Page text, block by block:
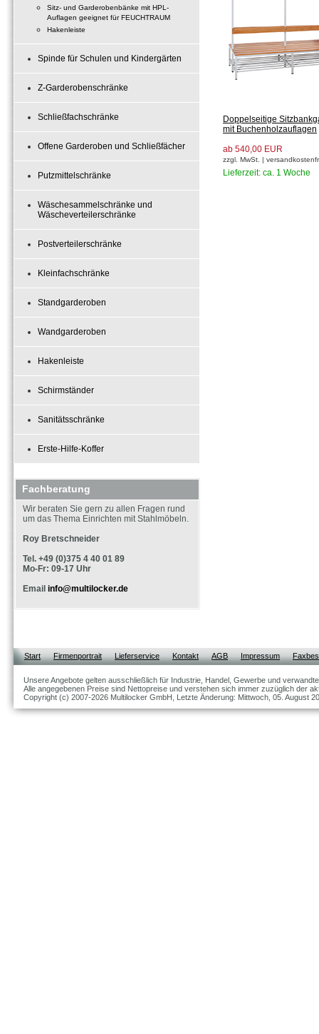
Sitz- und Garderobenbänke mit HPL-
Auflagen geeignet für FEUCHTRAUM
Hakenleiste
Spinde für Schulen und Kindergärten
Z-Garderobenschränke
Schließfachschränke
Offene Garderoben und Schließfächer
Putzmittelschränke
Wäschesammelschränke und
Wäscheverteilerschränke
Postverteilerschränke
Kleinfachschränke
Standgarderoben
Wandgarderoben
Hakenleiste
Schirmständer
Sanitätsschränke
Erste-Hilfe-Koffer
Fachberatung
Wir beraten Sie gern zu allen Fragen rund
um das Thema Einrichten mit Stahlmöbeln.
Roy Bretschneider
Tel. +49 (0)375 4 40 01 89
Mo-Fr: 09-17 Uhr
Email info@multilocker.de
Doppelseitige
mit Buchenholzauflagen
ab 540,00 EUR
zzgl. MwSt. |
Lieferzeit: ca. 1 Woche
Start Firmenportrait Lieferservice Kontakt AGB Impressum
Unsere Angebote gelten ausschließlich für Industrie, Handel, Gewerbe und
Alle angegebenen Preise sind Nettopreise und verstehen sich immer zuzüglich der
Copyright (c) 2007-2026 Multilocker GmbH, Letzte Änderung: Mittwoch, 05. August